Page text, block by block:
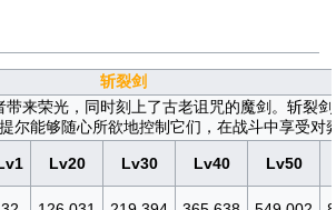
斩裂剑
带来荣光，同时刻上了古老诅咒的魔剑。斩裂
尔能够随心所欲地控制它们，在战斗中享受对
Lv20 Lv30 Lv40
Lv50